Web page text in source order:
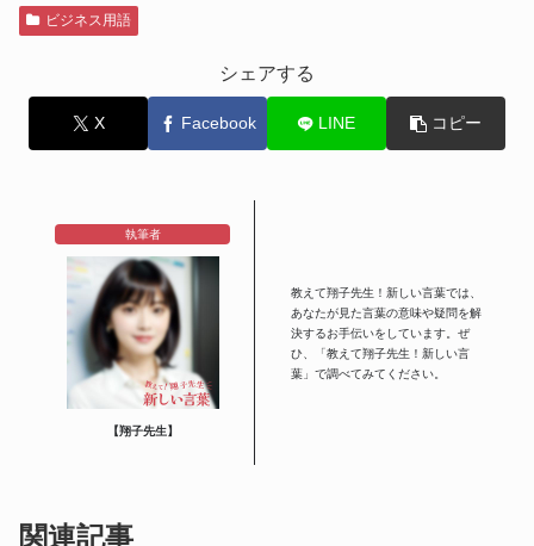
ビジネス用語
シェアする
X Facebook LINE コピー
執筆者
【翔子先生】
教えて翔子先生！新しい言葉では、
あなたが見た言葉の意味や疑問を解
決するお手伝いをしています。ぜ
ひ、「教えて翔子先生！新しい言
葉」で調べてみてください。
関連記事